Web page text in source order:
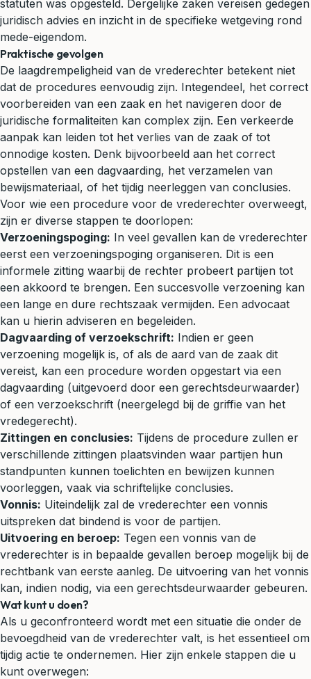
statuten was opgesteld. Dergelijke zaken vereisen gedegen
juridisch advies en inzicht in de specifieke wetgeving rond
mede-eigendom.
Praktische gevolgen
De laagdrempeligheid van de vrederechter betekent niet
dat de procedures eenvoudig zijn. Integendeel, het correct
voorbereiden van een zaak en het navigeren door de
juridische formaliteiten kan complex zijn. Een verkeerde
aanpak kan leiden tot het verlies van de zaak of tot
onnodige kosten. Denk bijvoorbeeld aan het correct
opstellen van een dagvaarding, het verzamelen van
bewijsmateriaal, of het tijdig neerleggen van conclusies.
Voor wie een procedure voor de vrederechter overweegt,
zijn er diverse stappen te doorlopen:
Verzoeningspoging: In veel gevallen kan de vrederechter
eerst een verzoeningspoging organiseren. Dit is een
informele zitting waarbij de rechter probeert partijen tot
een akkoord te brengen. Een succesvolle verzoening kan
een lange en dure rechtszaak vermijden. Een advocaat
kan u hierin adviseren en begeleiden.
Dagvaarding of verzoekschrift: Indien er geen
verzoening mogelijk is, of als de aard van de zaak dit
vereist, kan een procedure worden opgestart via een
dagvaarding (uitgevoerd door een gerechtsdeurwaarder)
of een verzoekschrift (neergelegd bij de griffie van het
vredegerecht).
Zittingen en conclusies: Tijdens de procedure zullen er
verschillende zittingen plaatsvinden waar partijen hun
standpunten kunnen toelichten en bewijzen kunnen
voorleggen, vaak via schriftelijke conclusies.
Vonnis: Uiteindelijk zal de vrederechter een vonnis
uitspreken dat bindend is voor de partijen.
Uitvoering en beroep: Tegen een vonnis van de
vrederechter is in bepaalde gevallen beroep mogelijk bij de
rechtbank van eerste aanleg. De uitvoering van het vonnis
kan, indien nodig, via een gerechtsdeurwaarder gebeuren.
Wat kunt u doen?
Als u geconfronteerd wordt met een situatie die onder de
bevoegdheid van de vrederechter valt, is het essentieel om
tijdig actie te ondernemen. Hier zijn enkele stappen die u
kunt overwegen: